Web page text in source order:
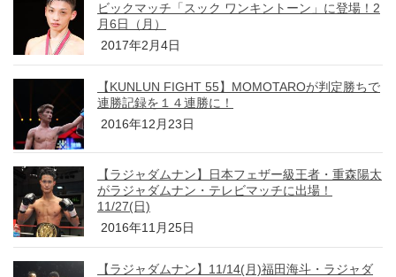
ビックマッチ「スック ワンキントーン」に登場！2
月6日（月）
2017年2月4日
【KUNLUN FIGHT 55】MOMOTAROが判定勝ちで
連勝記録を１４連勝に！
2016年12月23日
【ラジャダムナン】日本フェザー級王者・重森陽太
がラジャダムナン・テレビマッチに出場！
11/27(日)
2016年11月25日
【ラジャダムナン】11/14(月)福田海斗・ラジャダ